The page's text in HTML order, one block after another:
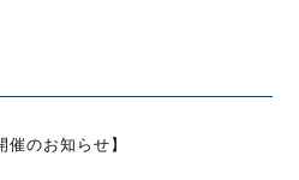
のお知らせ】